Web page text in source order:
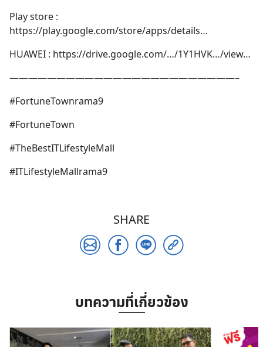
for:
Play store :
https://play.google.com/store/apps/details…
HUAWEI : https://drive.google.com/…/1Y1HVK…/view…
————————————————————————–
#FortuneTownrama9
#FortuneTown
#TheBestITLifestyleMall
#ITLifestyleMallrama9
SHARE
บทความที่เกี่ยวข้อง